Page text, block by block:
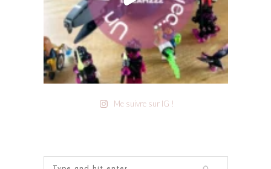
Me suivre sur IG !